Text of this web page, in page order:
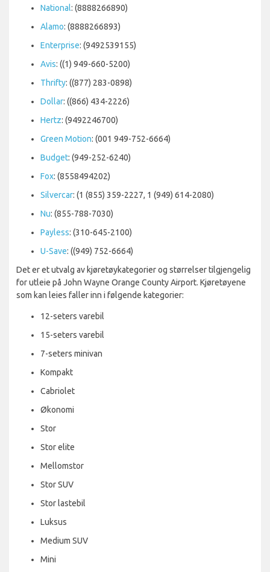
National: (8888266890)
Alamo: (8888266893)
Enterprise: (9492539155)
Avis: ((1) 949-660-5200)
Thrifty: ((877) 283-0898)
Dollar: ((866) 434-2226)
Hertz: (9492246700)
Green Motion: (001 949-752-6664)
Budget: (949-252-6240)
Fox: (8558494202)
Silvercar: (1 (855) 359-2227, 1 (949) 614-2080)
Nu: (855-788-7030)
Payless: (310-645-2100)
U-Save: ((949) 752-6664)
Det er et utvalg av kjøretøykategorier og størrelser tilgjengelig
for utleie på John Wayne Orange County Airport. Kjøretøyene
som kan leies faller inn i følgende kategorier:
12-seters varebil
15-seters varebil
7-seters minivan
Kompakt
Cabriolet
Økonomi
Stor
Stor elite
Mellomstor
Stor SUV
Stor lastebil
Luksus
Medium SUV
Mini